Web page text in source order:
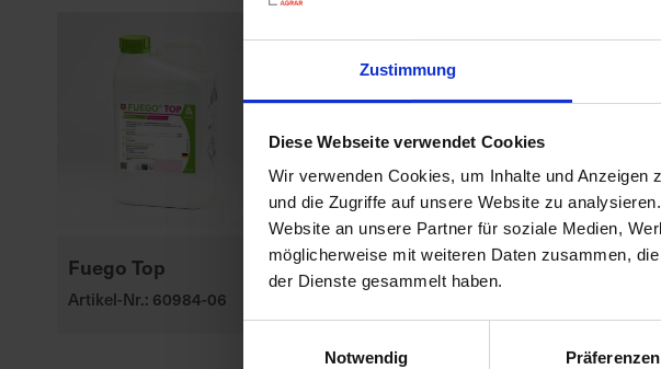
Zustimmung
Diese Webseite verwendet Cookies
Wir verwenden Cookies, um Inhalte und
und die Zugriffe auf unsere Website zu
Website an unsere Partner für soziale Medien,
möglicherweise mit weiteren Daten zusammen,
der Dienste gesammelt haben.
Notwendig
Präferenzen
Fuego Top
Artikel-Nr.: 60984-06
SY Floretta
Artikel-Nr.: 53436-03-cfg